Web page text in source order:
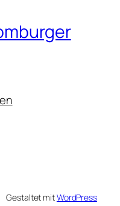
Gestaltet mitWordPress